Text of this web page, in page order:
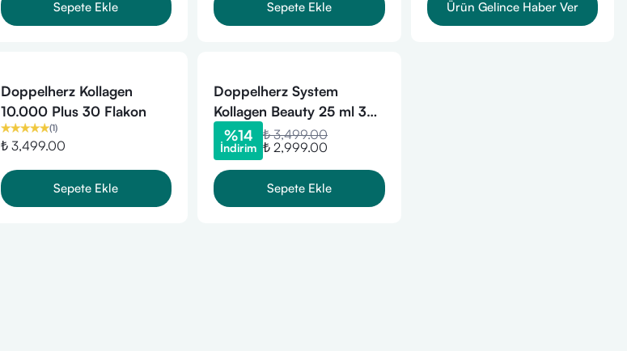
Sepete Ekle Sepete Ekle Ürün Gelince Haber Ver
Doppelherz Kollagen
10.000 Plus 30 Flakon
(1)
₺ 3,499.00
Sepete Ekle
Doppelherz System
Kollagen Beauty 25 ml 30
Flakon (01/2027 miadlı)
%14
İndirim
₺ 3,499.00
₺ 2,999.00
Sepete Ekle